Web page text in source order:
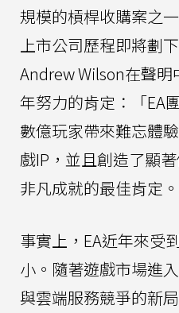
規模的槓桿收購案之
上市公司歷程即將劃
Andrew Wilson在聲
年努力的肯定：「EA
數億玩家帶來難忘體
戲IP，並且創造了顯
非凡成就的最佳肯定。
事實上，EA近年來受
小。隨著遊戲市場進
與雲端服務競爭的新